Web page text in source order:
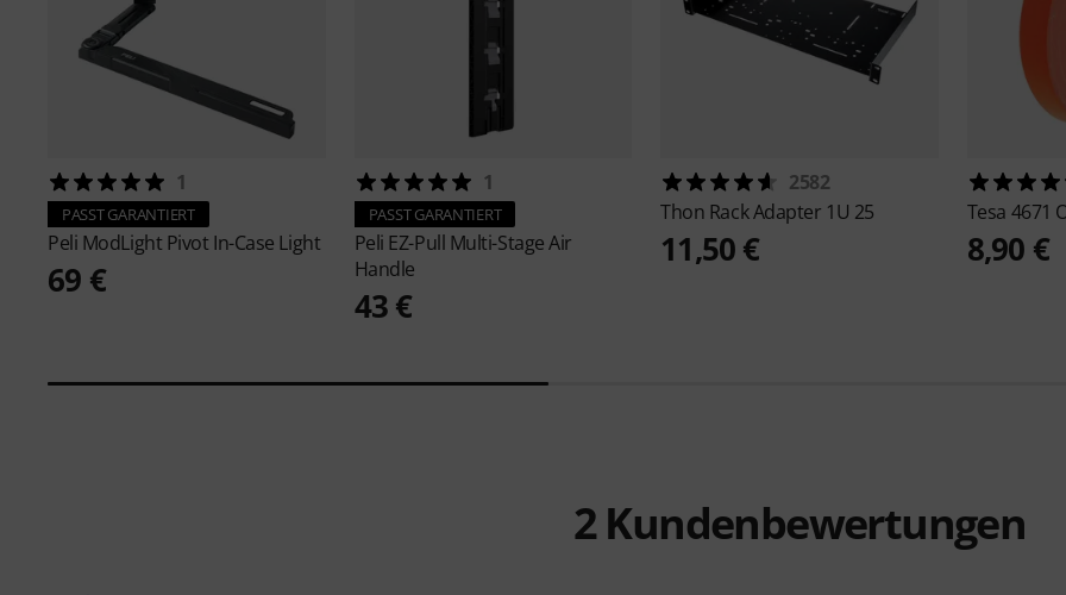
1
PASST GARANTIERT
Peli ModLight Pivot In-Case Light
69 €
1
PASST GARANTIERT
Peli EZ-Pull Multi-Stage Air
Handle
43 €
2582
Thon Rack Adapter 1U 25
11,50 €
Tesa 4671
8,90 €
2Kundenbewertungen